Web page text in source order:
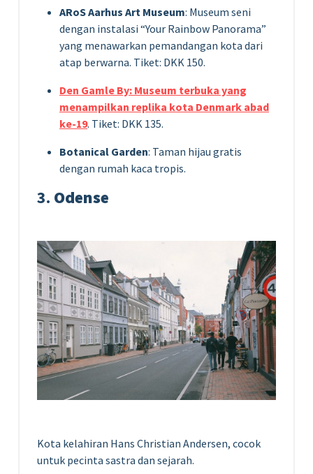
ARoS Aarhus Art Museum: Museum seni
dengan instalasi “Your Rainbow Panorama”
yang menawarkan pemandangan kota dari
atap berwarna. Tiket: DKK 150.
Den Gamle By: Museum terbuka yang
menampilkan replika kota Denmark abad
ke-19. Tiket: DKK 135.
Botanical Garden: Taman hijau gratis
dengan rumah kaca tropis.
3. Odense
Kota kelahiran Hans Christian Andersen, cocok
untuk pecinta sastra dan sejarah.